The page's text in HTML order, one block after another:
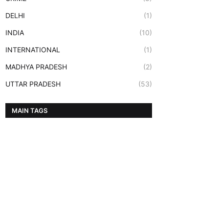
DELHI (1)
INDIA (10)
INTERNATIONAL (1)
MADHYA PRADESH (2)
UTTAR PRADESH (53)
MAIN TAGS